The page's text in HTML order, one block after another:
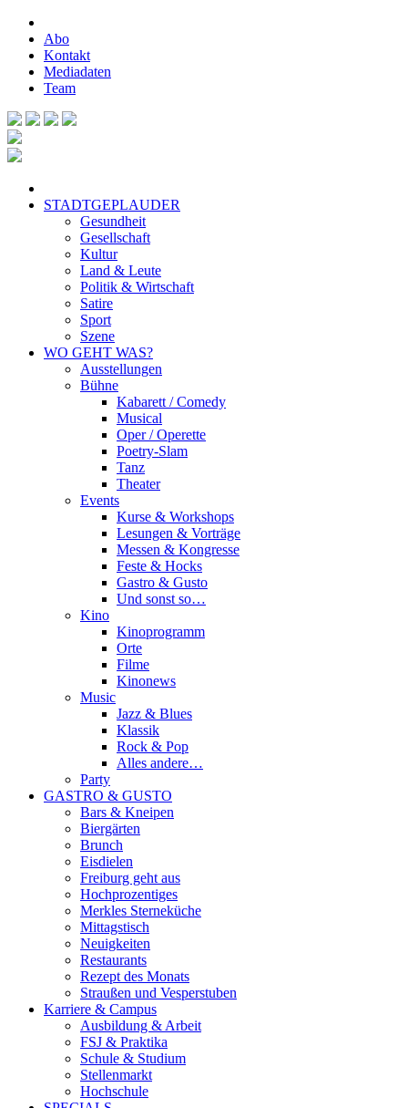
Abo
Kontakt
Mediadaten
Team
STADTGEPLAUDER
Gesundheit
Gesellschaft
Kultur
Land & Leute
Politik & Wirtschaft
Satire
Sport
Szene
WO GEHT WAS?
Ausstellungen
Bühne
Kabarett / Comedy
Musical
Oper / Operette
Poetry-Slam
Tanz
Theater
Events
Kurse & Workshops
Lesungen & Vorträge
Messen & Kongresse
Feste & Hocks
Gastro & Gusto
Und sonst so…
Kino
Kinoprogramm
Orte
Filme
Kinonews
Music
Jazz & Blues
Klassik
Rock & Pop
Alles andere…
Party
GASTRO & GUSTO
Bars & Kneipen
Biergärten
Brunch
Eisdielen
Freiburg geht aus
Hochprozentiges
Merkles Sterneküche
Mittagstisch
Neuigkeiten
Restaurants
Rezept des Monats
Straußen und Vesperstuben
Karriere & Campus
Ausbildung & Arbeit
FSJ & Praktika
Schule & Studium
Stellenmarkt
Hochschule